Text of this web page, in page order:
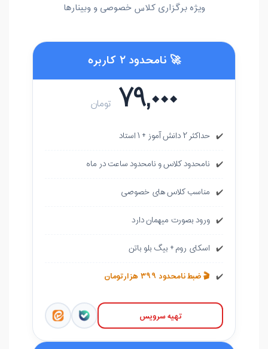
ویژه برگزاری کلاس خصوصی و وبینارها
🚀 نامحدود ۲ کاربره
۷۹,۰۰۰ تومان
✔️ حداکثر ۲ دانش آموز + ۱ استاد
✔️ نامحدود کلاس و نامحدود ساعت در ماه
✔️ مناسب کلاس های خصوصی
✔️ ورود بصورت میهمان دارد
✔️ اسکای روم + بیگ بلو باتن
✔️ 🎬 ضبط نامحدود ۳۹۹ هزارتومان
تهیه سرویس